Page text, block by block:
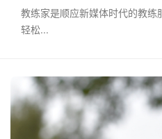
教练家是顺应新媒体时代的教
轻松...